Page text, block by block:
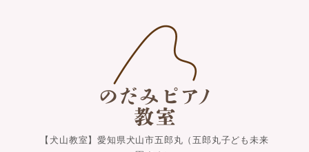
【犬山教室】愛知県犬山市五郎丸（五郎丸子ども未来